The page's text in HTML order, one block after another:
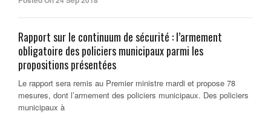
Rapport sur le continuum de sécurité : l’armement
obligatoire des policiers municipaux parmi les
propositions présentées
Le rapport sera remis au Premier ministre mardi et propose 78
mesures, dont l’armement des policiers municipaux. Des policiers
municipaux à